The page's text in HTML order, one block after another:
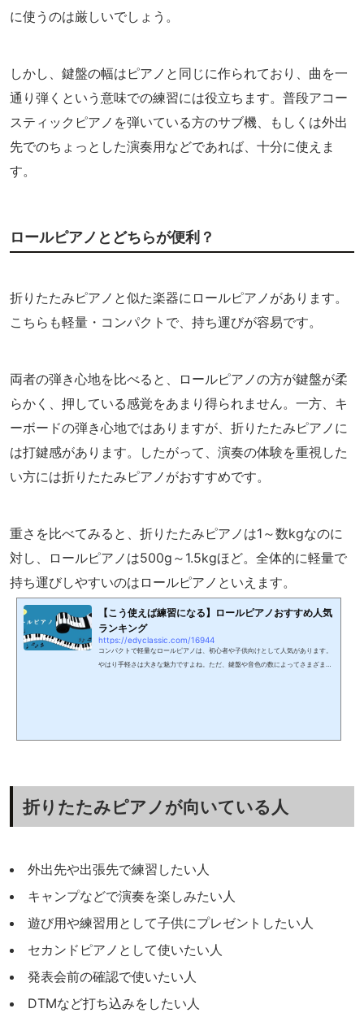
に使うのは厳しいでしょう。
しかし、鍵盤の幅はピアノと同じに作られており、曲を一
通り弾くという意味での練習には役立ちます。普段アコー
スティックピアノを弾いている方のサブ機、もしくは外出
先でのちょっとした演奏用などであれば、十分に使えま
す。
ロールピアノとどちらが便利？
折りたたみピアノと似た楽器にロールピアノがあります。
こちらも軽量・コンパクトで、持ち運びが容易です。
両者の弾き心地を比べると、ロールピアノの方が鍵盤が柔
らかく、押している感覚をあまり得られません。一方、キ
ーボードの弾き心地ではありますが、折りたたみピアノに
は打鍵感があります。したがって、 演奏の体験を重視した
い方には折りたたみピアノがおすすめです。
重さを比べてみると、折りたたみピアノは1～数kgなのに
対し、ロールピアノは500g～1.5kgほど。全体的に軽量で
持ち運びしやすいのはロールピアノといえます。
【こう使えば練習になる】ロールピアノおすすめ人気
ランキング
https://edyclassic.com/16944
コンパクトで軽量なロールピアノは、初心者や子供向けとして人気があります。
やはり手軽さは大きな魅力ですよね。ただ、鍵盤や音色の数によってさまざまな
折りたたみピアノが向いている人
外出先や出張先で練習したい人
キャンプなどで演奏を楽しみたい人
遊び用や練習用として子供にプレゼントしたい人
セカンドピアノとして使いたい人
発表会前の確認で使いたい人
DTMなど打ち込みをしたい人